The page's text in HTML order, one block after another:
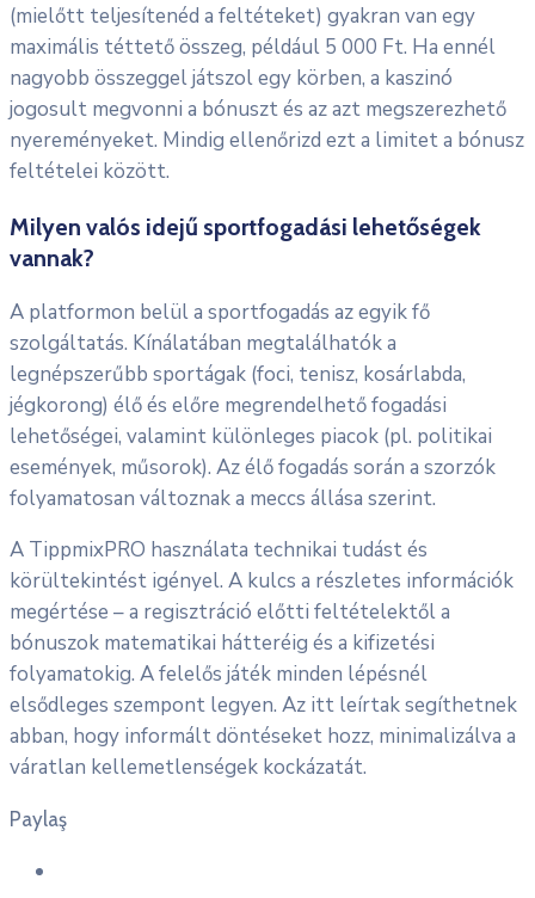
(mielőtt teljesítenéd a feltéteket) gyakran van egy
maximális téttető összeg, például 5 000 Ft. Ha ennél
nagyobb összeggel játszol egy körben, a kaszinó
jogosult megvonni a bónuszt és az azt megszerezhető
nyereményeket. Mindig ellenőrizd ezt a limitet a bónusz
feltételei között.
Milyen valós idejű sportfogadási lehetőségek
vannak?
A platformon belül a sportfogadás az egyik fő
szolgáltatás. Kínálatában megtalálhatók a
legnépszerűbb sportágak (foci, tenisz, kosárlabda,
jégkorong) élő és előre megrendelhető fogadási
lehetőségei, valamint különleges piacok (pl. politikai
események, műsorok). Az élő fogadás során a szorzók
folyamatosan változnak a meccs állása szerint.
A TippmixPRO használata technikai tudást és
körültekintést igényel. A kulcs a részletes információk
megértése – a regisztráció előtti feltételektől a
bónuszok matematikai hátteréig és a kifizetési
folyamatokig. A felelős játék minden lépésnél
elsődleges szempont legyen. Az itt leírtak segíthetnek
abban, hogy informált döntéseket hozz, minimalizálva a
váratlan kellemetlenségek kockázatát.
Paylaş